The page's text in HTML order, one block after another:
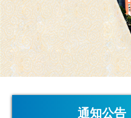
通知公告